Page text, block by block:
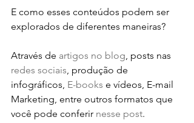
E como esses conteúdos podem ser
explorados de diferentes maneiras?
Através de artigos no blog, posts nas
redes sociais, produção de
infográficos, E-books e vídeos, E-mail
Marketing, entre outros formatos que
você pode conferir nesse post.